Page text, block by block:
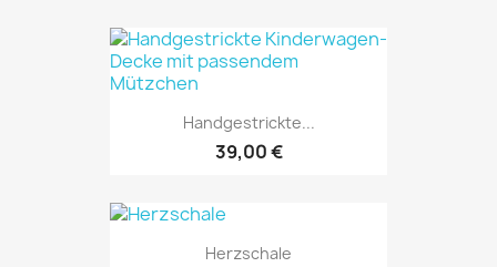
Handgestrickte...
39,00 €
Herzschale